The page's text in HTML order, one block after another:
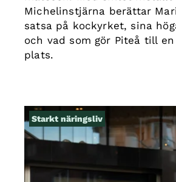
Michelinstjärna berättar
satsa på kockyrket, sina
och vad som gör Piteå till
plats.
Starkt näringsliv